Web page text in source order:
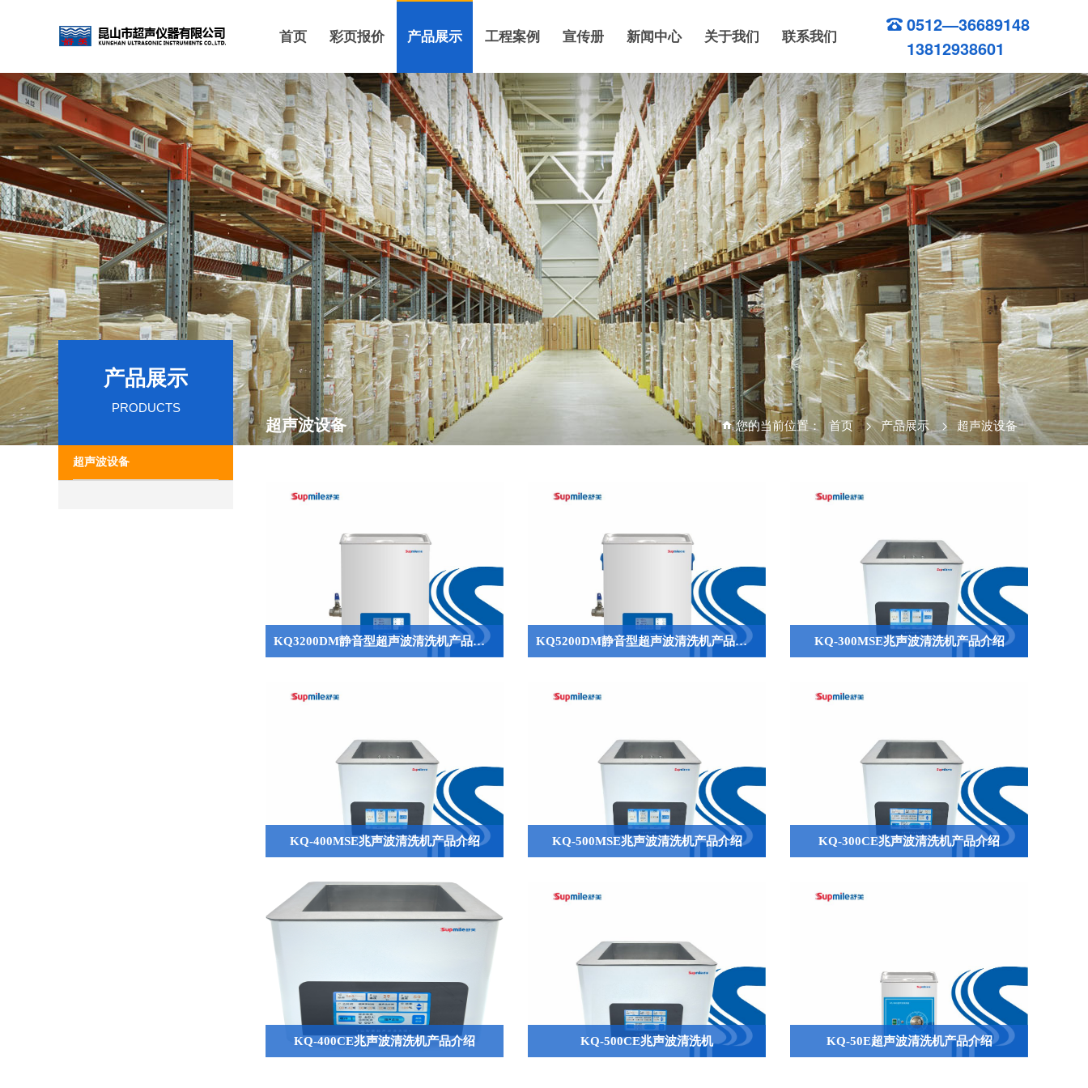
首页 彩页报价 产品展示 工程案例 宣传册 新闻中心 关于我们 联系我们
0512—36689148
13812938601
产品展示
PRODUCTS
超声波设备
超声波设备 您的当前位置： 首页 > 产品展示 > 超声波设备
KQ3200DM静音型超声波清洗机产品介绍 KQ5200DM静音型超声波清洗机产品介绍 KQ-300MSE兆声波清洗机产品介绍
KQ-400MSE兆声波清洗机产品介绍 KQ-500MSE兆声波清洗机产品介绍 KQ-300CE兆声波清洗机产品介绍
KQ-400CE兆声波清洗机产品介绍 KQ-500CE兆声波清洗机 KQ-50E超声波清洗机产品介绍

QQ